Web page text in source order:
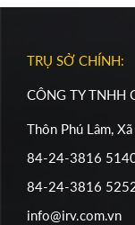
TRỤ SỞ CHÍNH:
CÔNG TY TNHH
Thôn Phú Lâm,
84-24-3816
84-24-3816 5252
info@irv.com.vn